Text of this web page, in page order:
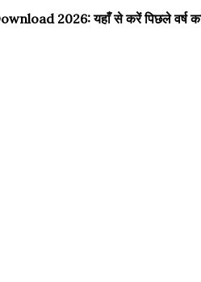
2026: यहाँ से करें पिछले वर्ष का